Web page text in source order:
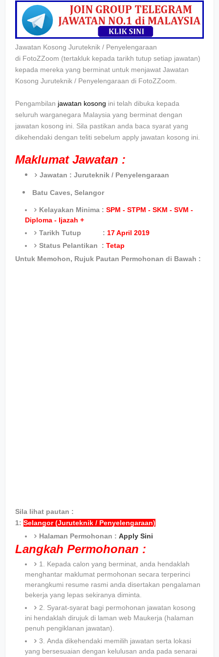
Jawatan Kosong Juruteknik / Penyelengaraan
di FotoZZoom (tertakluk kepada tarikh tutup setiap jawatan)
kepada mereka yang berminat untuk menjawat Jawatan
Kosong Juruteknik / Penyelengaraan di FotoZZoom.
Pengambilan jawatan kosong ini telah dibuka kepada
seluruh warganegara Malaysia yang berminat dengan
jawatan kosong ini. Sila pastikan anda baca syarat yang
dikehendaki dengan teliti sebelum apply jawatan kosong ini.
Maklumat Jawatan :
Jawatan : Juruteknik / Penyelengaraan
Batu Caves, Selangor
Kelayakan Minima : SPM - STPM - SKM - SVM -
Diploma - Ijazah +
Tarikh Tutup : 17 April 2019
Status Pelantikan : Tetap
Untuk Memohon, Rujuk Pautan Permohonan di Bawah :
Sila lihat pautan :
1: Selangor (Juruteknik / Penyelengaraan)
Halaman Permohonan : Apply Sini
Langkah Permohonan :
1. Kepada calon yang berminat, anda hendaklah
menghantar maklumat permohonan secara terperinci
merangkumi resume rasmi anda disertakan pengalaman
bekerja yang lepas sekiranya diminta.
2. Syarat-syarat bagi permohonan jawatan kosong
ini hendaklah dirujuk di laman web Maukerja (halaman
penuh pengiklanan jawatan).
3. Anda dikehendaki memilih jawatan serta lokasi
yang bersesuaian dengan kelulusan anda pada senarai